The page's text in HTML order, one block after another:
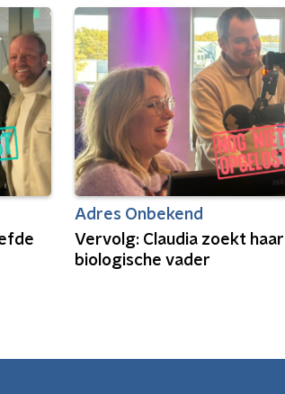
Adres Onbekend
Vervolg: Claudia zoekt haar
biologische vader